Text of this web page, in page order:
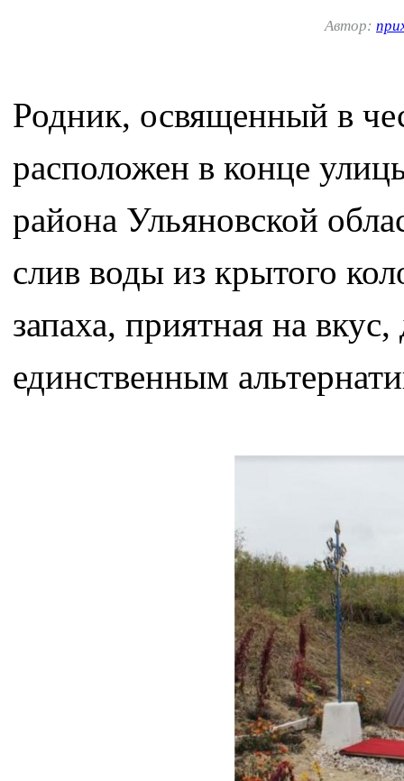
Автор:
Родник, освященный в
расположен в конце
района Ульяновской
слив воды из крытого
запаха, приятная на
единственным